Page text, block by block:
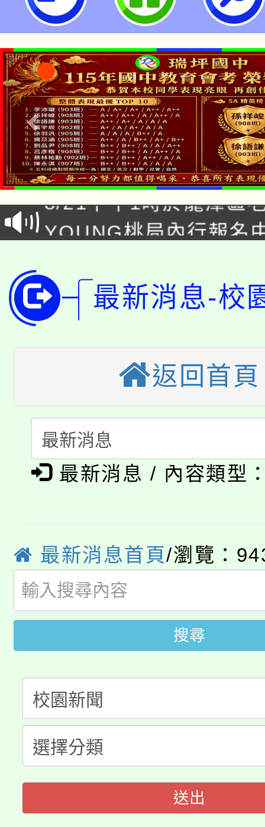
中學
「本色祭」8/29、30在
場熱烈登場!
8/21下午1時於龍潭區
徵才活動。
YOUNG桃局內行報名
開!
115年桃園市運動會8/
田徑場及游泳池舉行。
桃園市低收入戶享有免
視費優惠，中低收入戶
半價優惠，詳情可洽有
者。
份教師增能研習
大溪自造教育及科技
份教師研習
淨零綠生活教案入校路
會
115年食農教育專業人
程
「本色祭」8/29、30在
8/21下午1時於龍潭區
局官網。
8月14至27日，桃園電
開!
115年桃園市運動會8/
田徑場及游泳池舉行。
桃園市低收入戶享有免
視費優惠，中低收入戶
半價優惠，詳情可洽有
者。
大園自造教育及科技
份教師研習
淨零綠生活教案入校路
會
115年食農教育專業人
程
最新消息-校
返回首頁
最新消息 / 內容類型
最新消息首頁/瀏覽：
搜尋
送出